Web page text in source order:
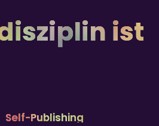
ist
Self-Publishing